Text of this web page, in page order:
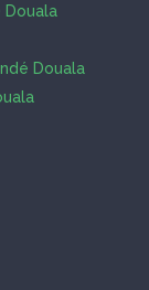
Douala
Douala